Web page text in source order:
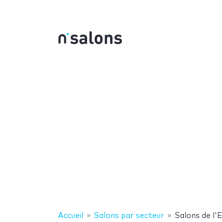
Accueil Salons par secteur Salons de